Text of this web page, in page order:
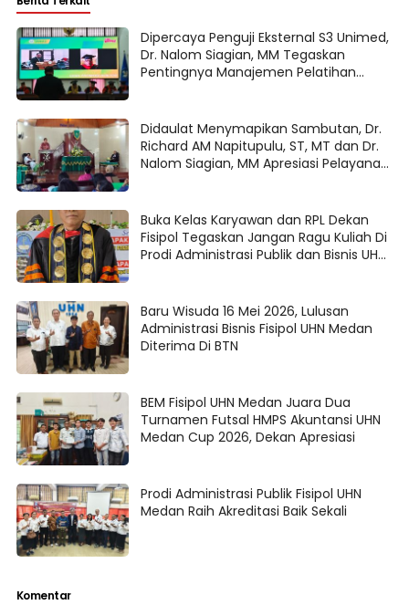
Dipercaya Penguji Eksternal S3 Unimed,
Dr. Nalom Siagian, MM Tegaskan
Pentingnya Manajemen Pelatihan
Didaulat Menymapikan Sambutan, Dr.
Richard AM Napitupulu, ST, MT dan Dr.
Nalom Siagian, MM Apresiasi Pelayanan
Buka Kelas Karyawan dan RPL Dekan
Fisipol Tegaskan Jangan Ragu Kuliah Di
Prodi Administrasi Publik dan Bisnis UHN
Baru Wisuda 16 Mei 2026, Lulusan
Administrasi Bisnis Fisipol UHN Medan
Diterima Di BTN
BEM Fisipol UHN Medan Juara Dua
Turnamen Futsal HMPS Akuntansi UHN
Medan Cup 2026, Dekan Apresiasi
Prodi Administrasi Publik Fisipol UHN
Medan Raih Akreditasi Baik Sekali
Komentar